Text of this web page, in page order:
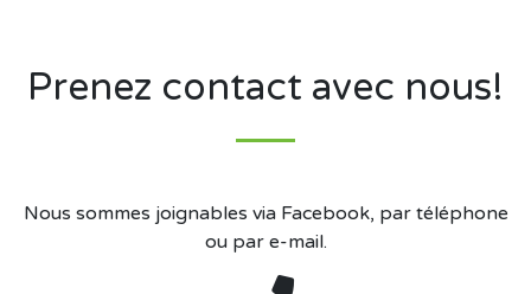
Prenez contact avec nous!
Nous sommes joignables via Facebook, par téléphone
ou par e-mail.